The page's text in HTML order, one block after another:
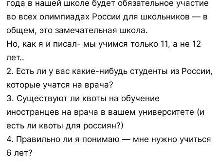
года в нашей школе будет обязательное участие
во всех олимпиадах России для школьников — в
общем, это замечательная школа.
Но, как я и писал- мы учимся только 11, а не 12
лет..
2. Есть ли у вас какие-нибудь студенты из России,
которые учатся на врача?
3. Существуют ли квоты на обучение
иностранцев на врача в вашем университете (и
есть ли квоты для россиян?)
4. Правильно ли я понимаю — мне нужно учиться
6 лет?